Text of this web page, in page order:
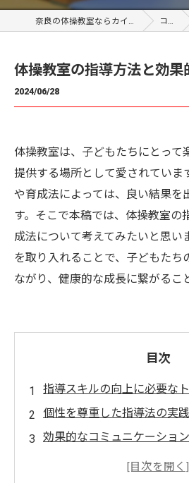
奈良の体操教室ならカイト体操クラブ コラム
体操教室の指導方法と効果
2024/06/28
体操教室は、子どもたちにとって
提供する場所として愛されていま
や育成法によっては、良い結果を
す。そこで本稿では、体操教室の
成法について考えてみたいと思い
を取り入れることで、子どもたち
ながり、健康的な成長に繋がるこ
目次
指導スキルの向上に必要な
個性を尊重した指導法の実
効果的なコミュニケーショ